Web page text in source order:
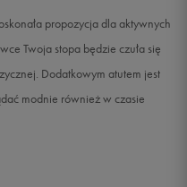
Powiadom o dostępności
propozycja dla aktywnych
Twoja stopa będzie czuła się
Dodatkowym atutem jest
modnie również w czasie